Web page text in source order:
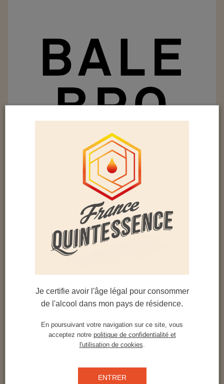
C’est l’histoire de deux amis, Bertrand Jestin &
entrepreneuriale en août 2019. Notre souhait :
créer une entreprise pérenne, rentable, éco
responsable et tournée vers le monde.
Les premières eaux-de-vie sont produites en
d’orge est commercialisé à son tour et enfin le
Je certifie avoir l'âge légal pour consommer
de l'alcool dans mon pays de résidence.
En poursuivant votre navigation sur ce site, vous
acceptez notre politique de confidentialité et
l'utilisation de cookies.
ENTRER